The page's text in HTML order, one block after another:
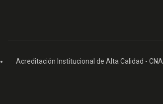
Acreditación Institucional de Alta Calidad - CNA